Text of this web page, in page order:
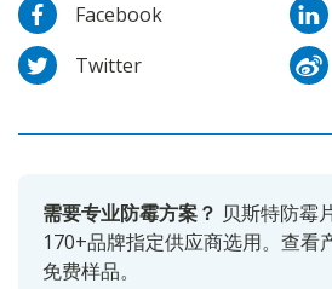
Facebook
Twitter
需要专业防霉方案？ 贝斯特防霉
170+品牌指定供应商选用。 查看
免费样品。